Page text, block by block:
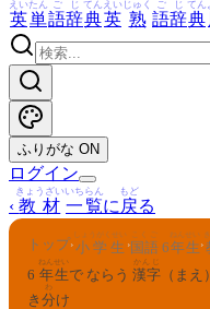
英
えい
単
たん
語
ご
辞
じ
典
てん
英
えい
熟
じゅく
語
ご
辞
じ
典
てん
ふりがな ON
ログイン
‹ 教材
きょうざい
一覧
いちらん
に 戻
もど
る
トップ›小学生
しょうがくせい
›国語
こくご
6年生
ねんせい
›
6 年
ねん
生
せい
で ならう 漢字
かんじ
（まえ
き 分
わ
け